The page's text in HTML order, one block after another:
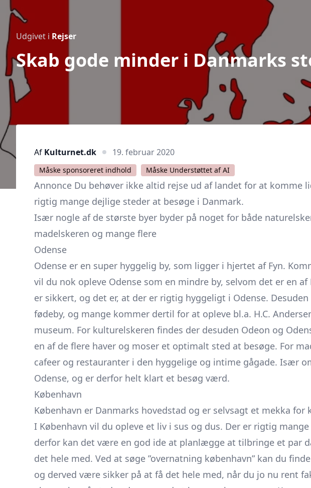
Udgivet i Rejser
Skab gode minder i Danmarks
Af Kulturnet.dk 19. februar 2020
Måske sponsoreret indhold Måske Understøttet af AI
Annonce Du behøver ikke altid rejse ud af landet for at komme
rigtig mange dejlige steder at besøge i Danmark.
Især nogle af de største byer byder på noget for både
madelskeren og mange flere
Odense
Odense er en super hyggelig by, som ligger i hjertet af Fyn.
vil du nok opleve Odense som en mindre by, selvom det er en
er sikkert, og det er, at der er rigtig hyggeligt i Odense. Desuden
fødeby, og mange kommer dertil for at opleve bl.a. H.C.
museum. For kulturelskeren findes der desuden Odeon og
en af de flere haver og moser et optimalt sted at besøge. For
cafeer og restauranter i den hyggelige og intime gågade. Især
Odense, og er derfor helt klart et besøg værd.
København
København er Danmarks hovedstad og er selvsagt et mekka
I København vil du opleve et liv i sus og dus. Der er rigtig
derfor kan det være en god ide at planlægge at tilbringe et par
det hele med. Ved at søge ”overnatning københavn” kan du
og derved være sikker på at få det hele med, når du jo nu rent